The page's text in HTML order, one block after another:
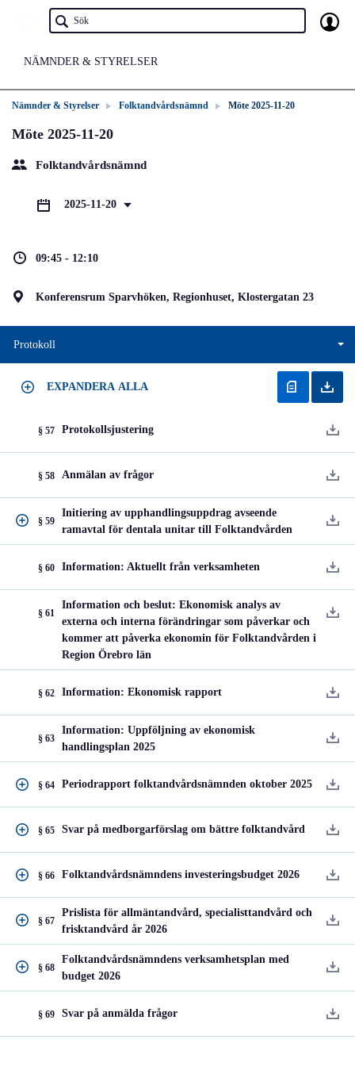
NÄMNDER & STYRELSER
Nämnder & Styrelser Folktandvårdsnämnd Möte 2025-11-20
Möte 2025-11-20
Folktandvårdsnämnd
2025-11-20
09:45 - 12:10
Konferensrum Sparvhöken, Regionhuset, Klostergatan 23
Protokoll
EXPANDERA ALLA
§ 57 Protokollsjustering
§ 58 Anmälan av frågor
§ 59
Initiering av upphandlingsuppdrag avseende
ramavtal för dentala unitar till Folktandvården
§ 60 Information: Aktuellt från verksamheten
§ 61
Information och beslut: Ekonomisk analys av
externa och interna förändringar som påverkar och
kommer att påverka ekonomin för Folktandvården i
Region Örebro län
§ 62 Information: Ekonomisk rapport
§ 63
Information: Uppföljning av ekonomisk
handlingsplan 2025
§ 64 Periodrapport folktandvårdsnämnden oktober 2025
§ 65 Svar på medborgarförslag om bättre folktandvård
§ 66 Folktandvårdsnämndens investeringsbudget 2026
§ 67
Prislista för allmäntandvård, specialisttandvård och
frisktandvård år 2026
§ 68
Folktandvårdsnämndens verksamhetsplan med
budget 2026
§ 69 Svar på anmälda frågor